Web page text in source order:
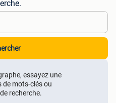
essayez une
de mots-clés ou
recherche.